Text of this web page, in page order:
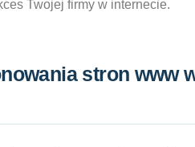
Twojej firmy w internecie.
stron www